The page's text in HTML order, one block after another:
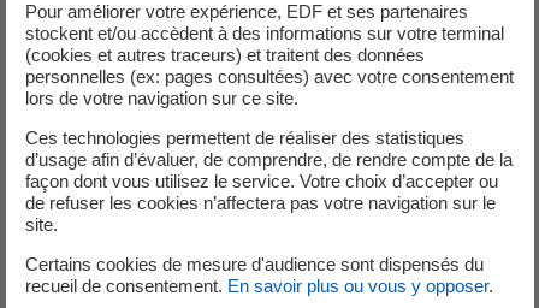
PDF - 276,75 Ko
Certificat ISO 14001
Environnement
Depuis 2015, Edvance est certifiée selon la norme ISO
14001. Cette norme internationale constitue un cadre
définissant des règles d’intégration des préoccupations
Pour améliorer votre expérience, EDF et ses partenaires
stockent et/ou accèdent à des informations sur votre terminal
(cookies et autres traceurs) et traitent des données
personnelles (ex: pages consultées) avec votre consentement
lors de votre navigation sur ce site.
Ces technologies permettent de réaliser des statistiques
d’usage afin d’évaluer, de comprendre, de rendre compte de la
façon dont vous utilisez le service. Votre choix d’accepter ou
de refuser les cookies n’affectera pas votre navigation sur le
site.
Certains cookies de mesure d'audience sont dispensés du
recueil de consentement. En savoir plus ou vous y opposer.